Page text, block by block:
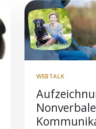
WEBTALK
Nonverbale